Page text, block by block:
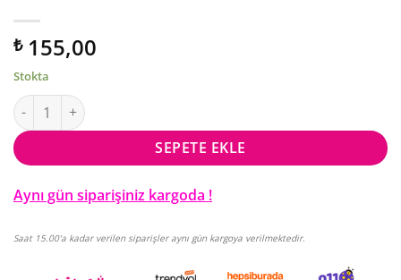
₺155,00
Stokta
Ancora Konsantre Karadut Suyu 250 Ml adet
SEPETE EKLE
Aynı gün siparişiniz kargoda !
Saat 15.00'a kadar verilen siparişler aynı gün kargoya verilmektedir.